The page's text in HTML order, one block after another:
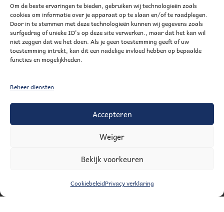
Om de beste ervaringen te bieden, gebruiken wij technologieën zoals
cookies om informatie over je apparaat op te slaan en/of te raadplegen.
Door in te stemmen met deze technologieën kunnen wij gegevens zoals
surfgedrag of unieke ID's op deze site verwerken., maar dat het kan wil
niet zeggen dat we het doen. Als je geen toestemming geeft of uw
toestemming intrekt, kan dit een nadelige invloed hebben op bepaalde
functies en mogelijkheden.
Beheer diensten
Accepteren
Weiger
Bekijk voorkeuren
CookiebeleidPrivacy verklaring
of via bankoverschrijving
Trechtertje ontvangen?
Uitschrijven Trechtertje
© 2026 Handig Goed